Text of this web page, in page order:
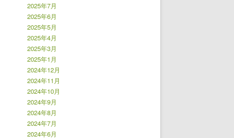
2025年7月
2025年6月
2025年5月
2025年4月
2025年3月
2025年1月
2024年12月
2024年11月
2024年10月
2024年9月
2024年8月
2024年7月
2024年6月